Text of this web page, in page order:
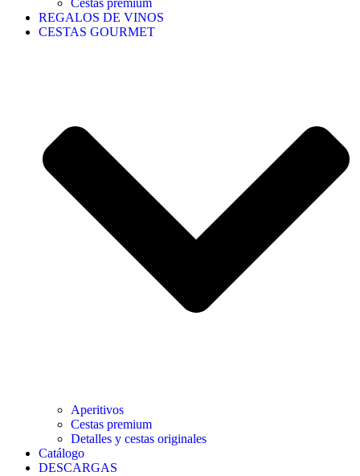
Cestas premium
REGALOS DE VINOS
CESTAS GOURMET
Aperitivos
Cestas premium
Detalles y cestas originales
Catálogo
DESCARGAS